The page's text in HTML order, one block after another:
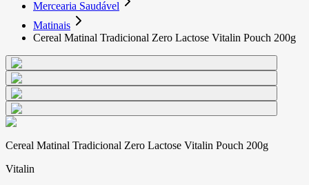
Mercearia Saudável
Matinais
Cereal Matinal Tradicional Zero Lactose Vitalin Pouch 200g
Cereal Matinal Tradicional Zero Lactose Vitalin Pouch 200g
Vitalin